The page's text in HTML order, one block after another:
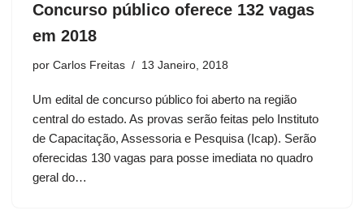
Concurso público oferece 132 vagas
em 2018
por Carlos Freitas 13 Janeiro, 2018
Um edital de concurso público foi aberto na região
central do estado. As provas serão feitas pelo Instituto
de Capacitação, Assessoria e Pesquisa (Icap). Serão
oferecidas 130 vagas para posse imediata no quadro
geral do…